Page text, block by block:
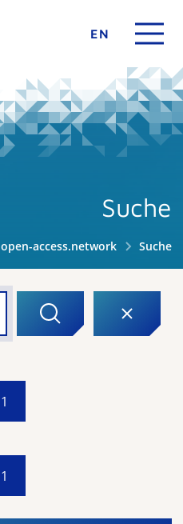
EN
Suche
open-access.network Suche
1
1